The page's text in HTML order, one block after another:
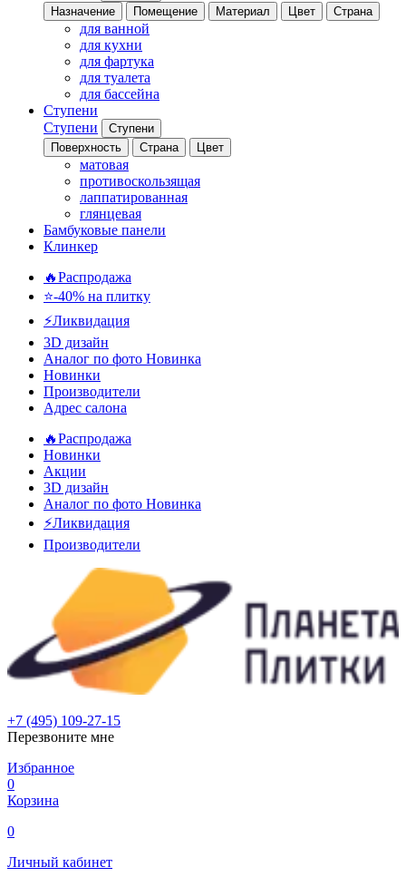
Назначение
Помещение Материал Цвет Страна
для ванной
для кухни
для фартука
для туалета
для бассейна
Ступени
Ступени
Ступени
Поверхность
Страна Цвет
матовая
противоскользящая
лаппатированная
глянцевая
Бамбуковые панели
Клинкер
🔥Распродажа
⭐-40% на плитку
⚡️Ликвидация
3D дизайн
Аналог по фото Новинка
Новинки
Производители
Адрес салона
🔥Распродажа
Новинки
Акции
3D дизайн
Аналог по фото Новинка
⚡Ликвидация
Производители
+7 (495) 109-27-15
Перезвоните мне
Избранное
0
Корзина
0
Личный кабинет